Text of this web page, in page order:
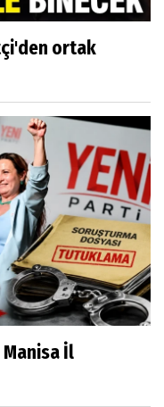
ortak
İl